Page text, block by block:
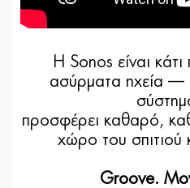
Η Sonos είναι
ασύρματα ηχεία —
προσφέρει καθαρό,
χώρο του σπιτιού
Groove.